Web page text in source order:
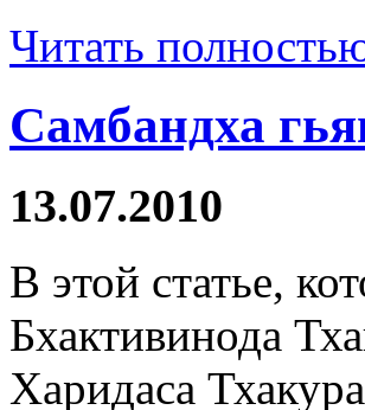
Читать
Самбандха
13.07.2010
В этой статье,
Бхактивинода
Харидаса